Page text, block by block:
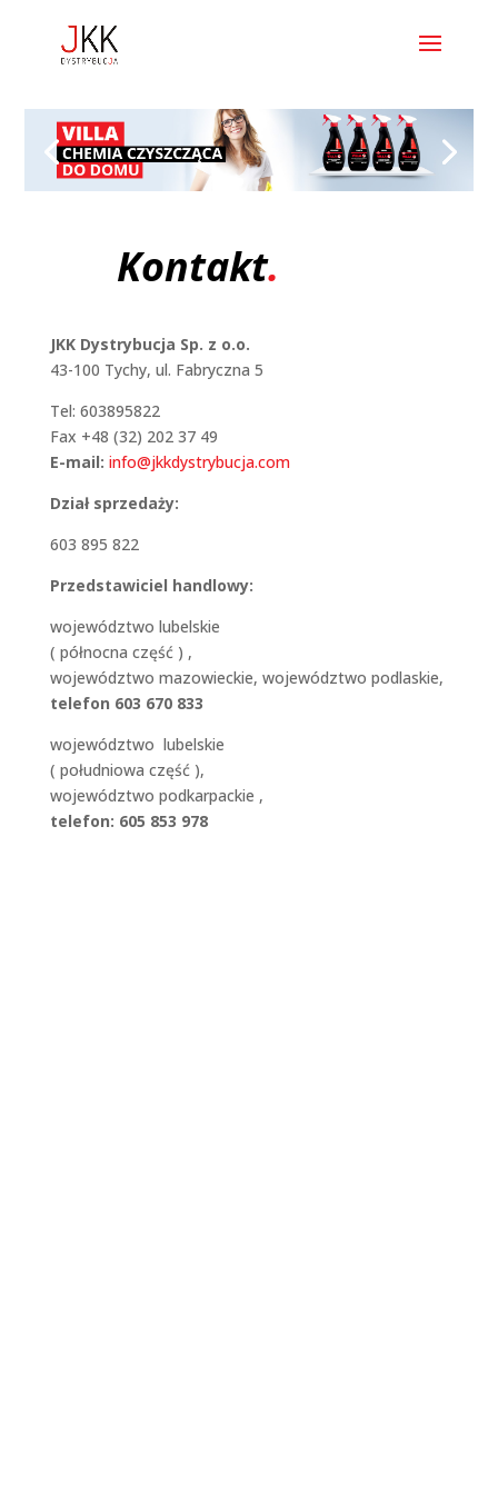
Kontakt.
JKK Dystrybucja Sp. z o.o.
43-100 Tychy, ul. Fabryczna 5
Tel: 603895822
Fax +48 (32) 202 37 49
E-mail: info@jkkdystrybucja.com
Dział sprzedaży:
603 895 822
Przedstawiciel handlowy:
województwo lubelskie
( północna część ) ,
województwo mazowieckie, województwo podlaskie,
telefon 603 670 833
województwo lubelskie
( południowa część ),
województwo podkarpackie ,
telefon: 605 853 978